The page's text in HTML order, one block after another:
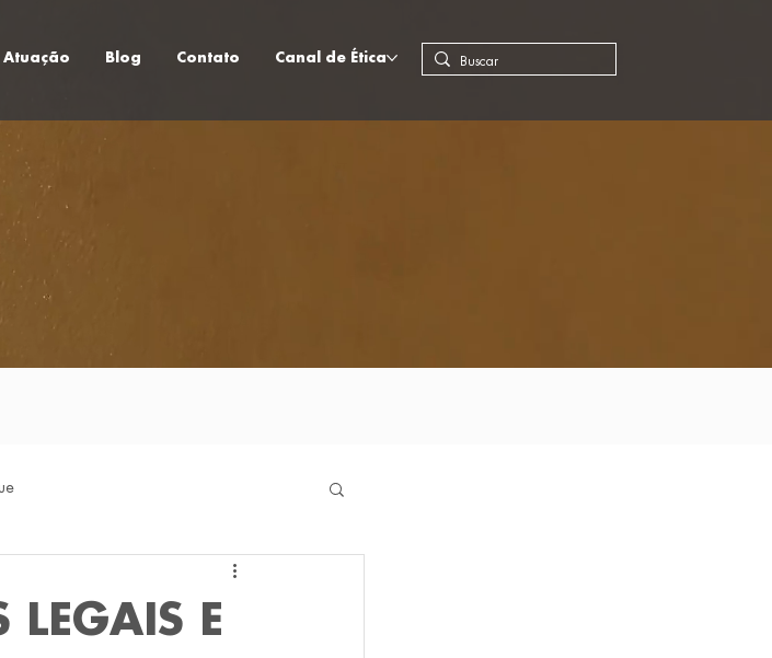
Blog Contato Canal de Ética
LEGAIS E